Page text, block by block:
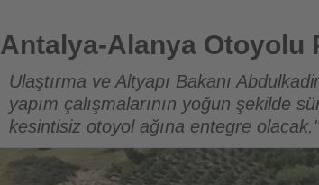
Antalya-Alanya Otoyolu Projesi'nde çalışmalar
Antalya-Alanya Otoyolu
Ulaştırma ve Altyapı Bakanı
yapım çalışmalarının yoğun şekilde
kesintisiz otoyol ağına entegre